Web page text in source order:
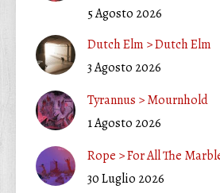
5 Agosto 2026
Dutch Elm > Dutch Elm
3 Agosto 2026
Tyrannus > Mournhold
1 Agosto 2026
Rope > For All The
30 Luglio 2026